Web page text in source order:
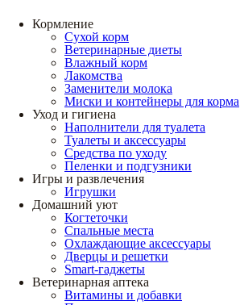
Кормление
Сухой корм
Ветеринарные диеты
Влажный корм
Лакомства
Заменители молока
Миски и контейнеры для корма
Уход и гигиена
Наполнители для туалета
Туалеты и аксессуары
Средства по уходу
Пеленки и подгузники
Игры и развлечения
Игрушки
Домашний уют
Когтеточки
Спальные места
Охлаждающие аксессуары
Дверцы и решетки
Smart-гаджеты
Ветеринарная аптека
Витамины и добавки